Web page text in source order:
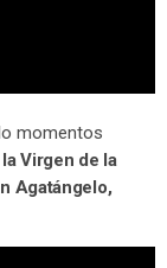
momentos
Virgen de la
Agatángelo,